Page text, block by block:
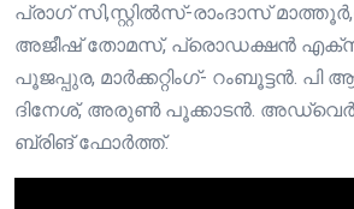
പ്രാഗ് സി,സ്റ്റിൽസ്-രാംദാസ്
അജീഷ് തോമസ്, പ്രൊഡക്ഷൻ
പൂജപ്പുര, മാർക്കറ്റിംഗ്- റംബൂട്ടൻ.
ദിനേശ്, അരുൺ പൂക്കാടൻ.
ബ്രിങ് ഫോർത്ത്.